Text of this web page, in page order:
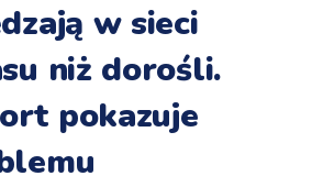
w sieci
niż dorośli.
pokazuje